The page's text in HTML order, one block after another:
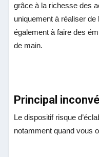
grâce à la richesse des
uniquement à réaliser
également à faire des
de main.
Principal
Le dispositif risque
notamment quand vous